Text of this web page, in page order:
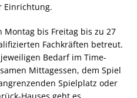
Einrichtung.
bis Freitag bis zu 27
Fachkräften betreut.
Bedarf im Time-
Mittagessen, dem Spiel
Spielplatz oder